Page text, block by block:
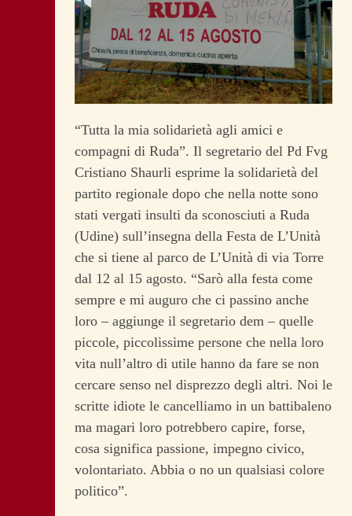
“Tutta la mia solidarietà agli amici e
compagni di Ruda”. Il segretario del Pd Fvg
Cristiano Shaurli esprime la solidarietà del
partito regionale dopo che nella notte sono
stati vergati insulti da sconosciuti a Ruda
(Udine) sull’insegna della Festa de L’Unità
che si tiene al parco de L’Unità di via Torre
dal 12 al 15 agosto. “Sarò alla festa come
sempre e mi auguro che ci passino anche
loro – aggiunge il segretario dem – quelle
piccole, piccolissime persone che nella loro
vita null’altro di utile hanno da fare se non
cercare senso nel disprezzo degli altri. Noi le
scritte idiote le cancelliamo in un battibaleno
ma magari loro potrebbero capire, forse,
cosa significa passione, impegno civico,
volontariato. Abbia o no un qualsiasi colore
politico”.